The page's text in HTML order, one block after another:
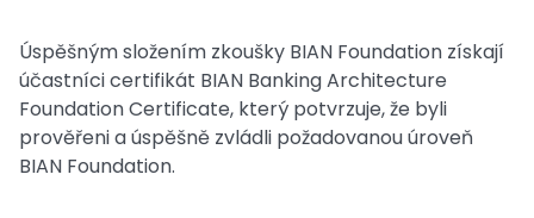
Úspěšným složením zkoušky BIAN Foundation získají
účastníci certifikát BIAN Banking Architecture
Foundation Certificate, který potvrzuje, že byli
prověřeni a úspěšně zvládli požadovanou úroveň
BIAN Foundation.